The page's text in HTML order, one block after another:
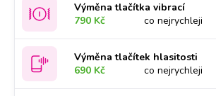
Výměna tlačítka vibrací
790 Kč
co nejrychleji
Výměna tlačítek hlasitosti
690 Kč
co nejrychleji